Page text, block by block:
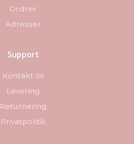
Ordrer
Adresser
Support
Kontakt os
Levering
Returnering
Privatpolitik